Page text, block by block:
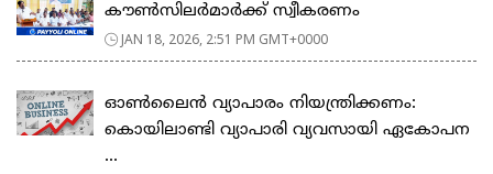
കൗൺസിലർമാർക്ക് സ്വീകരണം
JAN 18, 2026, 2:51 PM GMT+0000
ഓൺലൈൻ വ്യാപാരം നിയന്ത്രിക്കണം:
കൊയിലാണ്ടി വ്യാപാരി വ്യവസായി ഏകോപന
...